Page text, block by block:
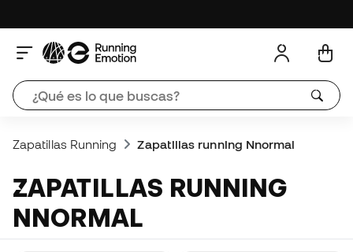
Zapatillas Running Zapatillas running Nnormal
ZAPATILLAS RUNNING
NNORMAL